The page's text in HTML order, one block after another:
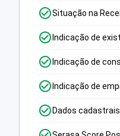
Situação na
Indicação de
Indicação de
Indicação de
Dados